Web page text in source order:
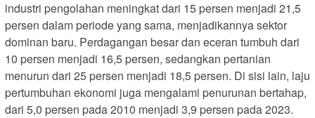
industri pengolahan meningkat dari 15 persen menjadi 21,5
persen dalam periode yang sama, menjadikannya sektor
dominan baru. Perdagangan besar dan eceran tumbuh dari
10 persen menjadi 16,5 persen, sedangkan pertanian
menurun dari 25 persen menjadi 18,5 persen. Di sisi lain, laju
pertumbuhan ekonomi juga mengalami penurunan bertahap,
dari 5,0 persen pada 2010 menjadi 3,9 persen pada 2023.